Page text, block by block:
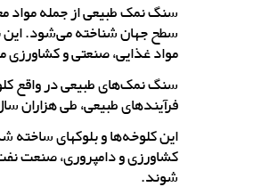
سنگ نمک طبیعی از جمله مواد
سطح جهان شناخته می­‌شود. این
مواد غذایی، صنعتی و کشاورزی
سنگ نمک‌های طبیعی در واقع
فرآیندهای طبیعی، طی هزاران
این کلوخه‌­ها و بلوک­های ساخته
شوند.